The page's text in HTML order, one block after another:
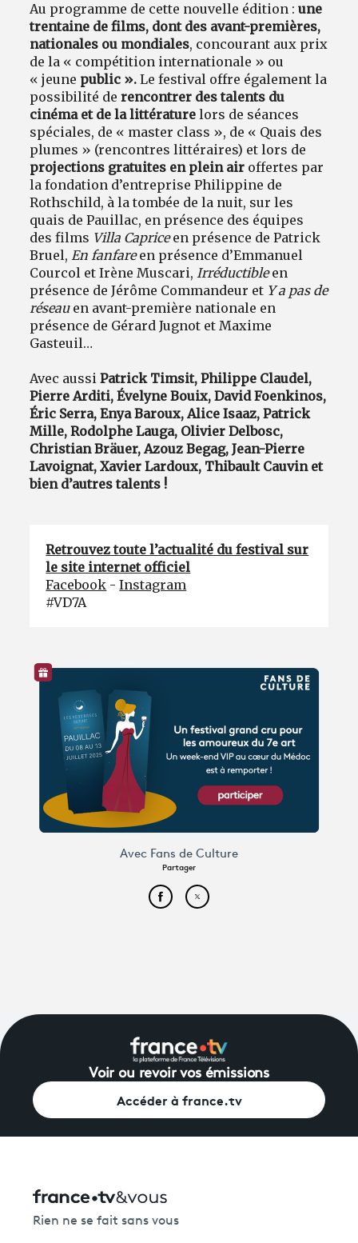
Au programme de cette nouvelle édition :une
trentaine de films, dont des avant-premières,
nationales ou mondiales, concourant aux prix
de la « compétition internationale » ou
« jeune public ».Le festival offre également la
possibilité de rencontrer des talents du
cinéma et de la littérature lors de séances
spéciales, de « master class », de « Quais des
plumes » (rencontres littéraires) et lors de
projections gratuites en plein air offertes par
la fondation d’entreprise Philippine de
Rothschild, à la tombée de la nuit, sur les
quais de Pauillac, en présence des équipes
des films Villa Capriceen présence de Patrick
Bruel,En fanfareen présence d’Emmanuel
Courcol et Irène Muscari,Irréductibleen
présence de Jérôme Commandeur et Y a pas de
réseauen avant-première nationale en
présence de Gérard Jugnot et Maxime
Gasteuil…
Avec aussiPatrick Timsit, Philippe Claudel,
Pierre Arditi, Évelyne Bouix, David Foenkinos,
Éric Serra, Enya Baroux, Alice Isaaz, Patrick
Mille, Rodolphe Lauga, Olivier Delbosc,
Christian Bräuer, Azouz Begag, Jean-Pierre
Lavoignat, Xavier Lardoux, Thibault Cauvin et
bien d’autres talents !
Retrouvez toute l’actualité du festival sur
le site internet officiel
Facebook -Instagram
#VD7A
Avec Fans de Culture
Partager
Partager cet article sur
Partager cet article sur
Voir ou revoir vos émissions
Accéder à france.tv
Rien ne se fait sans vous